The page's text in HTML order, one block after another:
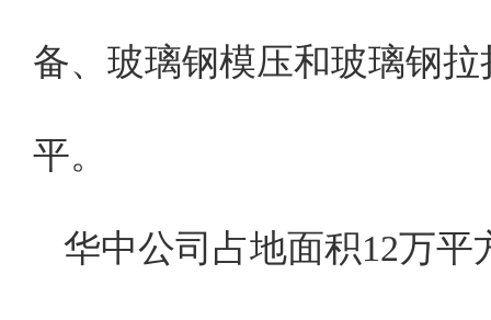
备、玻璃钢模压和玻璃钢
平。
华中公司占地面积12万